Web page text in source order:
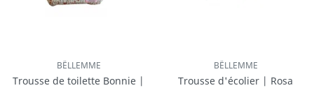
BËLLEMME
Trousse de toilette Bonnie |
BËLLEMME
Trousse d'écolier | Rosa